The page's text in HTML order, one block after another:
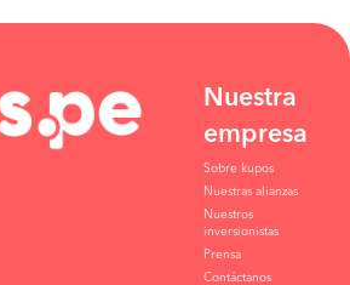
Nuestra
empresa
Sobre kupos
Nuestras alianzas
Nuestros
inversionistas
Prensa
Contáctanos